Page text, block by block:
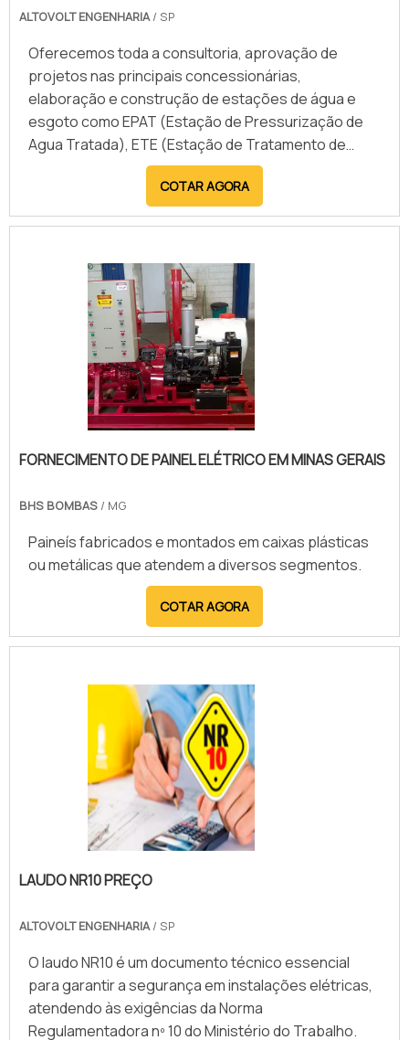
ALTOVOLT ENGENHARIA/ SP
Oferecemos toda a consultoria, aprovação de
projetos nas principais concessionárias,
elaboração e construção de estações de água e
esgoto como EPAT (Estação de Pressurização de
Agua Tratada), ETE (Estação de Tratamento de
Esgoto) e EEE (Estação Elevatória de Esgoto).
COTAR AGORA
FORNECIMENTO DE PAINEL ELÉTRICO EM MINAS GERAIS
BHS BOMBAS / MG
Paineís fabricados e montados em caixas plásticas
ou metálicas que atendem a diversos segmentos.
COTAR AGORA
LAUDO NR10 PREÇO
ALTOVOLT ENGENHARIA/ SP
O laudo NR10 é um documento técnico essencial
para garantir a segurança em instalações elétricas,
atendendo às exigências da Norma
Regulamentadora nº 10 do Ministério do Trabalho.